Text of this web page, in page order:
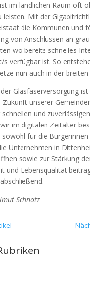
im länd­li­chen Raum oft
leis­ten. Mit der
die Kom­mu­nen und
von Anschlüs­sen an
wo bereits schnel­les
s ver­füg­bar ist. So
nun auch in der brei­ten
Glas­fa­ser­ver­sor­gung
Zukunft unse­rer
schnel­len und
im digi­ta­len Zeit­al­ter
für die Bür­ge­rin­nen
Unter­neh­men in
sowie zur Stär­kung
und Lebens­qua­li­tät
Schnotz